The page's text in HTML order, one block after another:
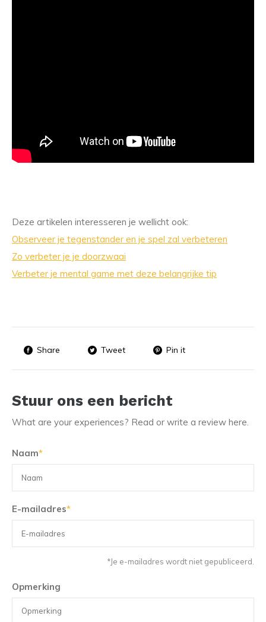
Deze artikelen interesseren je wellicht ook:
Observeer je tegenstander en je spel zal verbeteren
Zo verbeter je je doorzwaai
Verbeter je mental game met deze belangrijke tip
Share Tweet Pin it
Stuur ons een bericht
What are your experiences? Read or write a review here.
Naam*
E-mailadres*
*Je e-mailadres wordt niet gepubliceerd.
Opmerking